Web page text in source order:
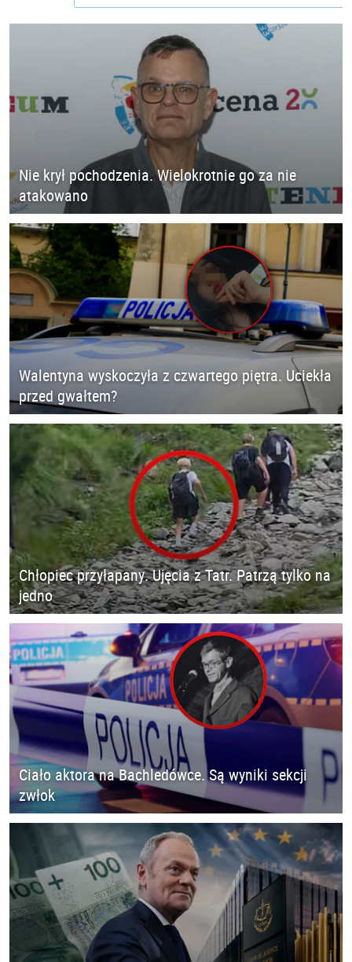
Nie krył pochodzenia. Wielokrotnie go za nie
atakowano
Walentyna wyskoczyła z czwartego piętra. Uciekła
przed gwałtem?
Chłopiec przyłapany. Ujęcia z Tatr. Patrzą tylko na
jedno
Ciało aktora na Bachledówce. Są wyniki sekcji
zwłok